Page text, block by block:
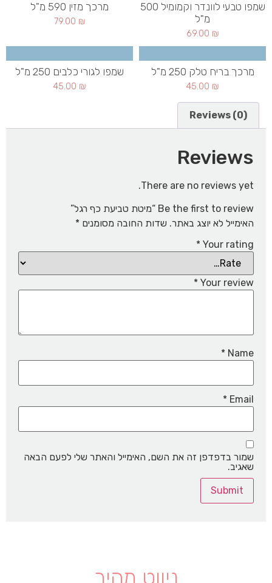
שמפו טבעי לוונדר וקמומיל 500
מ"ל
69.00 ₪
מרכך מזין 590 מ"ל
79.00 ₪
מרכך בריח טלק 250 מ"ל
45.00 ₪
שמפו לגורי כלבים 250 מ"ל
45.00 ₪
Reviews (0)
Reviews
There are no reviews yet.
Be the first to review “מיטת טביעת כף רגל”
האימייל לא יוצג באתר. שדות החובה מסומנים *
Your rating
*
Your review
*
Name
*
Email
*
שמור בדפדפן זה את השם, האימייל והאתר שלי לפעם הבאה
שאגיב.
ניווט מהיר